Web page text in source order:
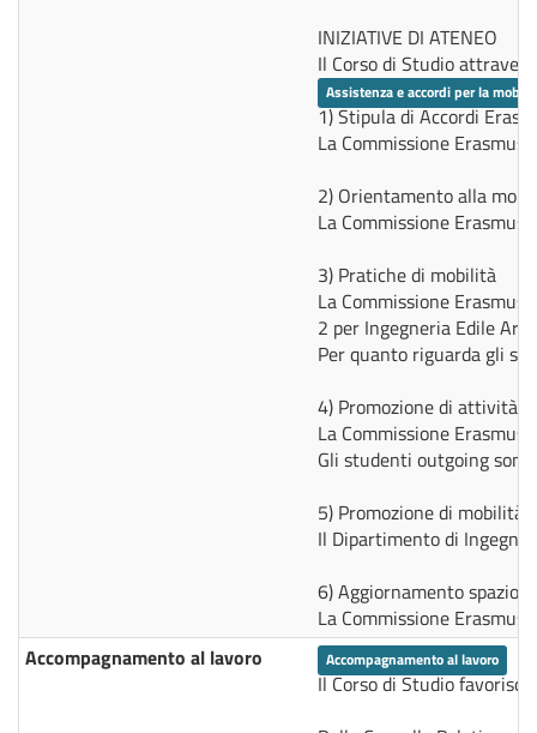
INIZIATIVE DI ATENEO
Il Corso di Studio
Assistenza e accordi per la
1) Stipula di Accordi
La Commissione
2) Orientamento alla
La Commissione
3) Pratiche di mobilità
La Commissione
2 per Ingegneria Edile
Per quanto riguarda gli
4) Promozione di attività
La Commissione
Gli studenti outgoing
5) Promozione di mobilità
Il Dipartimento di
6) Aggiornamento spazio
La Commissione
Accompagnamento al lavoro
Accompagnamento al lavoro
Il Corso di Studio